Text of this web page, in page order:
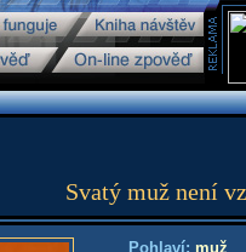
Svatý muž není
Pohlaví: muž